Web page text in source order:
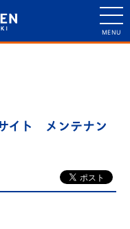
イト メンテナン